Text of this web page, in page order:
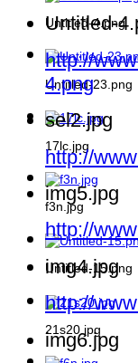
Untitled-4.png
Untitled-23.png
17lc.jpg
f3n.jpg
Untitled-15.png
21s20.jpg
Untitled-
http://
4.png
sel2.jpg
http://
img5.jpg
http://
img4.jpg
http://
img6.jpg